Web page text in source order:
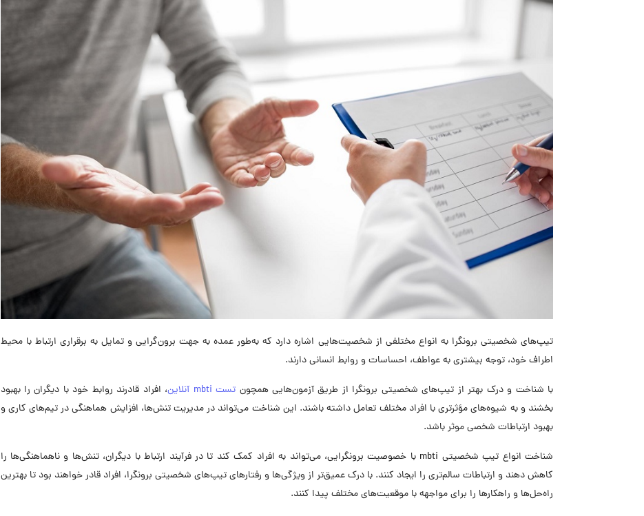
تیپ‌های شخصیتی برونگرا به انواع مختلفی از شخصیت‌هایی اشاره دارد که به‌طور عمده به جهت برون‌گرایی و تمایل به برقراری ارتباط با محیط
اطراف خود، توجه بیشتری به عواطف، احساسات و روابط انسانی دارند.
با شناخت و درک بهتر از تیپ‌های شخصیتی برونگرا از طریق آزمون‌هایی همچون تست mbti آنلاین
، افراد قادرند روابط خود با دیگران را بهبود
بخشند و به شیوه‌های مؤثرتری با افراد مختلف تعامل داشته باشند. این شناخت می‌تواند در مدیریت تنش‌ها، افزایش هماهنگی در تیم‌های کاری و
بهبود ارتباطات شخصی موثر باشد.
شناخت انواع تیپ شخصیتی mbti با خصوصیت برونگرایی، می‌تواند به افراد کمک کند تا در فرآیند ارتباط با دیگران، تنش‌ها و ناهماهنگی‌ها را
کاهش دهند و ارتباطات سالم‌تری را ایجاد کنند. با درک عمیق‌تر از ویژگی‌ها و رفتارهای تیپ‌های شخصیتی برونگرا، افراد قادر خواهند بود تا بهترین
راه‌حل‌ها و راهکارها را برای مواجهه با موقعیت‌های مختلف پیدا کنند.